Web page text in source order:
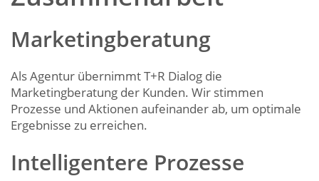
Marketingberatung
Als Agentur übernimmt T+R Dialog die
Marketingberatung der Kunden. Wir stimmen
Prozesse und Aktionen aufeinander ab, um optimale
Ergebnisse zu erreichen.
Intelligentere Prozesse